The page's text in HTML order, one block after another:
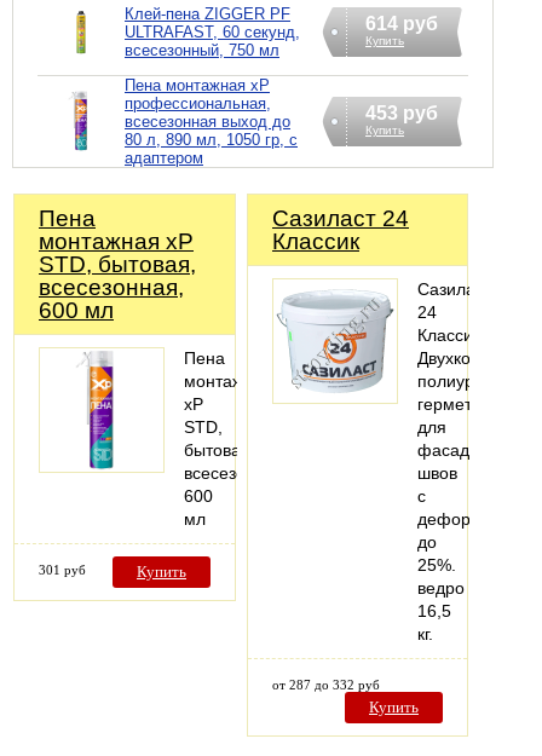
Клей-пена ZIGGER PF
ULTRAFAST, 60 секунд,
всесезонный, 750 мл
614 руб
Купить
Пена монтажная xP
профессиональная,
всесезонная выход до
80 л, 890 мл, 1050 гр, с
адаптером
453 руб
Купить
Пена
монтажная xP
STD, бытовая,
всесезонная,
600 мл
Пена
монтажная
xP
STD,
бытовая,
всесезонная,
600
мл
301 руб Купить
Сазиласт 24
Классик
Сазиласт
24
Классик-
герметик
для
фасадных
швов
с
деформацией
до
25%.
ведро
16,5
кг.
от 287 до 332 руб
Купить